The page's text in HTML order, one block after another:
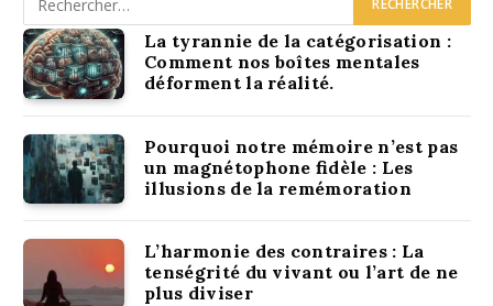
La tyrannie de la catégorisation :
Comment nos boîtes mentales
déforment la réalité.
Pourquoi notre mémoire n’est pas
un magnétophone fidèle : Les
illusions de la remémoration
L’harmonie des contraires : La
tenségrité du vivant ou l’art de ne
plus diviser